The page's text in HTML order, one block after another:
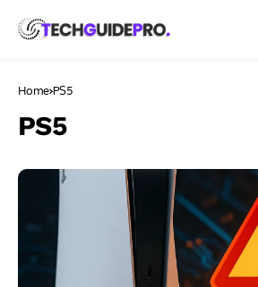
Home PS5
PS5